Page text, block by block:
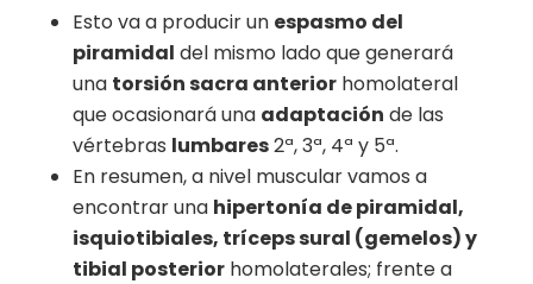
Esto va a producir un espasmo del
piramidal del mismo lado que generará
una torsión sacra anteriorhomolateral
que ocasionará una adaptación de las
vértebras lumbares2ª, 3ª, 4ª y 5ª.
En resumen, a nivel muscular vamos a
encontrar una hipertonía de piramidal,
isquiotibiales, tríceps sural (gemelos) y
tibial posteriorhomolaterales; frente a